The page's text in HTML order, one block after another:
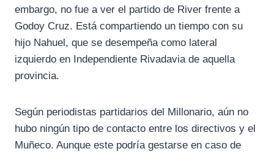
embargo, no fue a ver el partido de River frente a
Godoy Cruz. Está compartiendo un tiempo con su
hijo Nahuel, que se desempeña como lateral
izquierdo en Independiente Rivadavia de aquella
provincia.
Según periodistas partidarios del Millonario, aún no
hubo ningún tipo de contacto entre los directivos y el
Muñeco. Aunque este podría gestarse en caso de